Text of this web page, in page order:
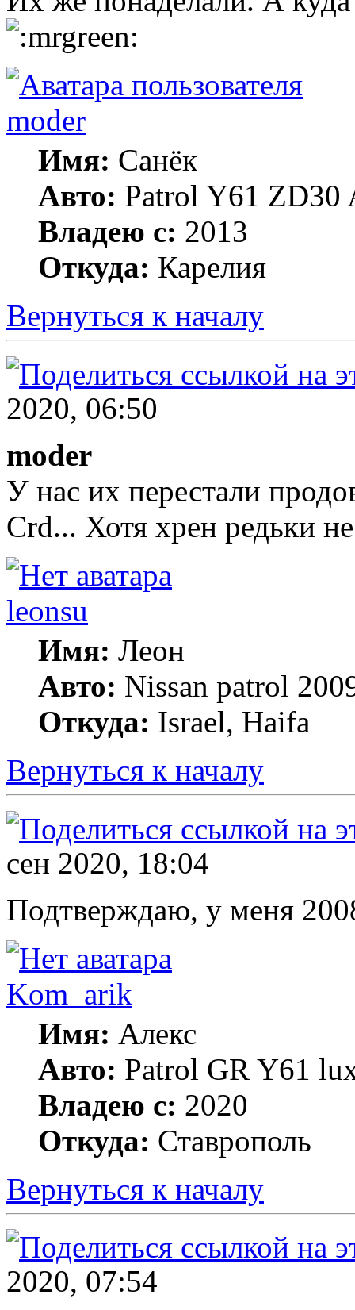
moder
Имя: Санёк
Авто: Patrol Y61 ZD30
Владею с: 2013
Откуда: Карелия
Вернуться к началу
2020, 06:50
moder
У нас их перестали
Crd... Хотя хрен редьки
leonsu
Имя: Леон
Авто: Nissan patrol
Откуда: Israel, Haifa
Вернуться к началу
сен 2020, 18:04
Подтверждаю, у меня
Kom_arik
Имя: Алекс
Авто: Patrol GR Y61
Владею с: 2020
Откуда: Ставрополь
Вернуться к началу
2020, 07:54